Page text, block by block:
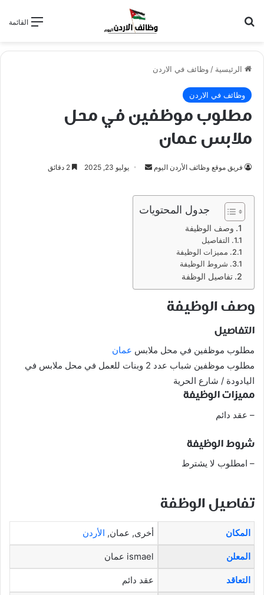
القائمة
الرئيسية /وظائف في الاردن
وظائف في الاردن
مطلوب موظفين في محل
ملابس عمان
فريق موقع وظائف الأردن اليوم
أرسل
إلكترونيا
يوليو 23, 2025
جدول المحتويات
وصف الوظيفة
التفاصيل
مميزات الوظيفة
شروط الوظيفة
تفاصيل الوظفة
وصف الوظيفة
التفاصيل
مطلوب موظفين في محل ملابس عمان
مطلوب موظفين شباب عدد 2 وبنات للعمل في محل ملابس في
اليادودة / شارع الحرية
مميزات الوظيفة
– عقد دائم
شروط الوظيفة
– امطلوب لا يشترط
تفاصيل الوظفة
المكان أخرى, عمان, الأردن
المعلن ismael عمان
التعاقد عقد دائم